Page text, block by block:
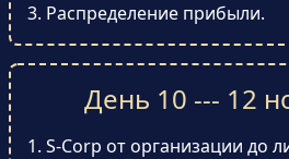
Распределение прибыли.
День 10 --- 12
S-Corp от организации до